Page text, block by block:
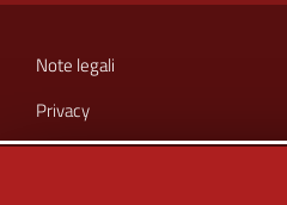
UTILI
Note legali
Privacy
Cookie